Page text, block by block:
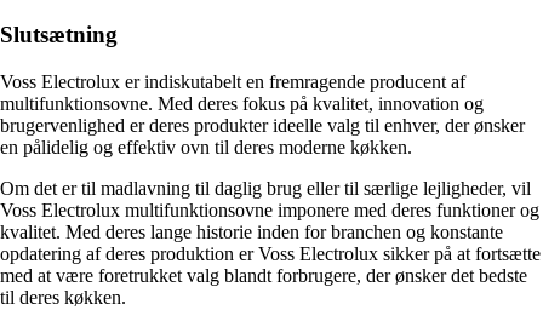
Slutsætning
Voss Electrolux er indiskutabelt en fremragende producent af
multifunktionsovne. Med deres fokus på kvalitet, innovation og
brugervenlighed er deres produkter ideelle valg til enhver, der ønsker
en pålidelig og effektiv ovn til deres moderne køkken.
Om det er til madlavning til daglig brug eller til særlige lejligheder, vil
Voss Electrolux multifunktionsovne imponere med deres funktioner og
kvalitet. Med deres lange historie inden for branchen og konstante
opdatering af deres produktion er Voss Electrolux sikker på at fortsætte
med at være foretrukket valg blandt forbrugere, der ønsker det bedste
til deres køkken.